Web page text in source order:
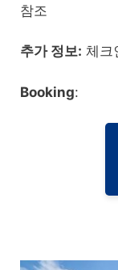
참조
추가 정보: 체크
Booking: